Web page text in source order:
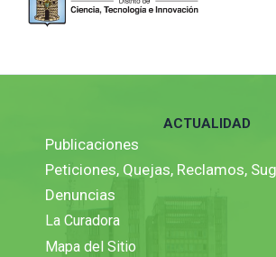
ACTUALIDAD
Publicaciones
Peticiones, Quejas, Reclamos,
Denuncias
La Curadora
Mapa del Sitio